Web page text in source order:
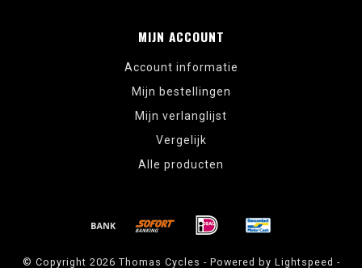
MIJN ACCOUNT
Account informatie
Mijn bestellingen
Mijn verlanglijst
Vergelijk
Alle producten
© Copyright 2026 Thomas Cycles - Powered by Lightspeed -